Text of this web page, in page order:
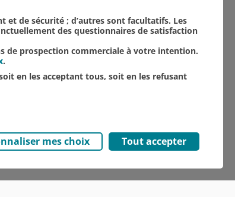
et de sécurité ; d’autres sont facultatifs. Les
des questionnaires de satisfaction
de prospection commerciale à votre intention.
.
en les acceptant tous, soit en les refusant
mes choix Tout accepter